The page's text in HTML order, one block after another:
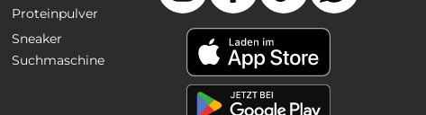
Proteinpulver
Sneaker
Suchmaschine